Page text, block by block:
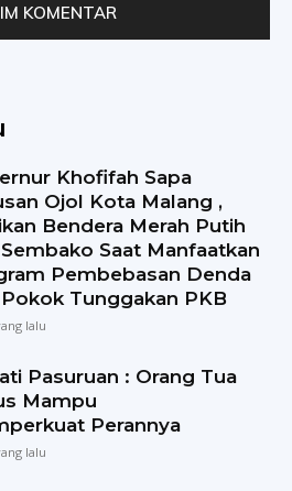
Khofifah Sapa
Ojol Kota Malang ,
Bendera Merah Putih
Saat Manfaatkan
Pembebasan Denda
Tunggakan PKB
lalu
Pasuruan : Orang Tua
Mampu
Perannya
lalu